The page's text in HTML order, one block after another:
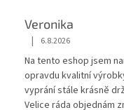
Veronika
Hodnocení obchodu je
| 6.8.2026
Na tento eshop jsem
opravdu kvalitní
vyprání stále krásnĕ
Velice ráda objednám